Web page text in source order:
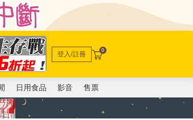
登入/註冊 0
日用食品 影音 售票